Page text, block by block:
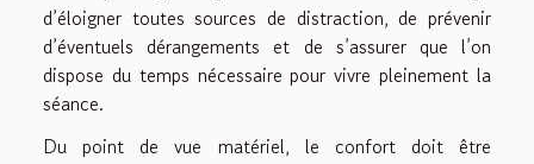
d’éloigner toutes sources de distraction, de prévenir
d’éventuels dérangements et de s’assurer que l’on
dispose du temps nécessaire pour vivre pleinement la
séance.
Du point de vue matériel, le confort doit être